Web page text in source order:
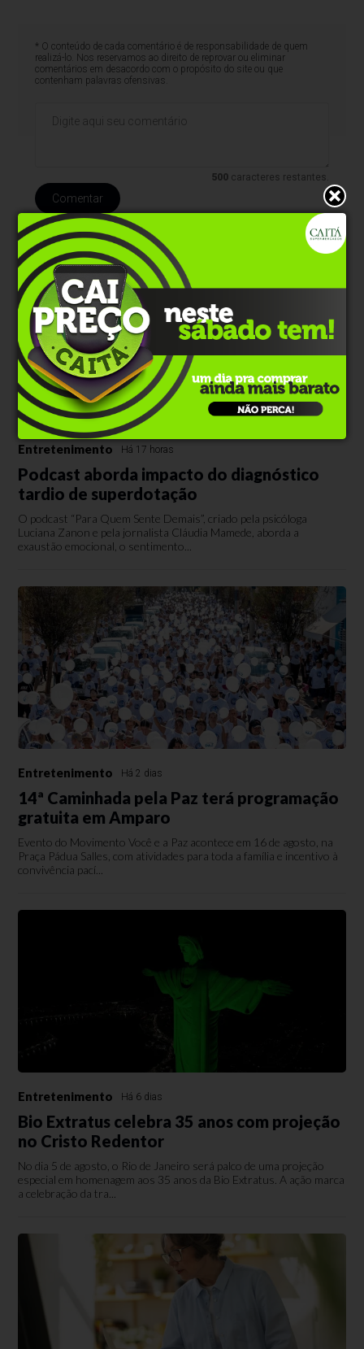
* O conteúdo de cada comentário é de responsabilidade de quem
realizá-lo. Nos reservamos ao direito de reprovar ou eliminar
comentários em desacordo com o propósito do site ou que
contenham palavras ofensivas.
500 caracteres restantes.
Comentar
Entretenimento Há 17 horas
Podcast aborda impacto do diagnóstico
tardio de superdotação
O podcast “Para Quem Sente Demais”, criado pela psicóloga
Luciana Zanon e pela jornalista Cláudia Mamede, aborda a
exaustão emocional, o sentimento...
Entretenimento Há 2 dias
14ª Caminhada pela Paz terá programação
gratuita em Amparo
Evento do Movimento Você e a Paz acontece em 16 de agosto, na
Praça Pádua Salles, com atividades para toda a família e incentivo à
convivência pací...
Entretenimento Há 6 dias
Bio Extratus celebra 35 anos com projeção
no Cristo Redentor
No dia 5 de agosto, o Rio de Janeiro será palco de uma projeção
especial em homenagem aos 35 anos da Bio Extratus. A ação marca
a celebração da tra...